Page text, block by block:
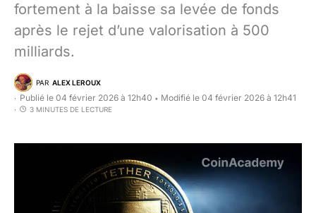
fortement à la baisse sa levée de fonds
après le rejet d’une valorisation à 500
milliards.
PAR ALEX LEROUX
Publié le 04 février 2026 à 12h40 • Modifié le 04 février 2026 à 12h41
3 MINUTES DE LECTURE